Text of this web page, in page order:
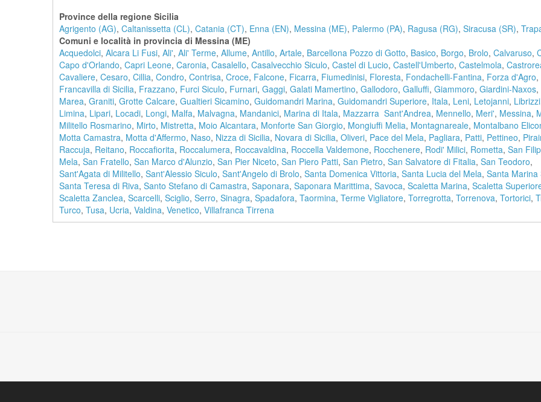
Province della regione Sicilia
Agrigento (AG), Caltanissetta (CL), Catania (CT), Enna (EN), Messina (ME), Palermo (PA), Ragusa (RG), Siracusa (SR),
Comuni e località in provincia di Messina (ME)
Acquedolci, Alcara Li Fusi, Ali', Ali' Terme, Allume, Antillo, Artale, Barcellona Pozzo di Gotto, Basico, Borgo, Brolo, Calvaruso,
Capo d'Orlando, Capri Leone, Caronia, Casalello, Casalvecchio Siculo, Castel di Lucio, Castell'Umberto, Castelmola,
Cavaliere, Cesaro, Cillia, Condro, Contrisa, Croce, Falcone, Ficarra, Fiumedinisi, Floresta, Fondachelli-Fantina, Forza d'Agro,
Francavilla di Sicilia, Frazzano, Furci Siculo, Furnari, Gaggi, Galati Mamertino, Gallodoro, Galluffi, Giammoro, Giardini-Naxos,
Marea, Graniti, Grotte Calcare, Gualtieri Sicamino, Guidomandri Marina, Guidomandri Superiore, Itala, Leni, Letojanni, Librizzi
Limina, Lipari, Locadi, Longi, Malfa, Malvagna, Mandanici, Marina di Itala, Mazzarra Sant'Andrea, Mennello, Meri', Messina,
Militello Rosmarino, Mirto, Mistretta, Moio Alcantara, Monforte San Giorgio, Mongiuffi Melia, Montagnareale, Montalbano
Motta Camastra, Motta d'Affermo, Naso, Nizza di Sicilia, Novara di Sicilia, Oliveri, Pace del Mela, Pagliara, Patti, Pettineo,
Raccuja, Reitano, Roccafiorita, Roccalumera, Roccavaldina, Roccella Valdemone, Rocchenere, Rodi' Milici, Rometta, San
Mela, San Fratello, San Marco d'Alunzio, San Pier Niceto, San Piero Patti, San Pietro, San Salvatore di Fitalia, San Teodoro,
Sant'Agata di Militello, Sant'Alessio Siculo, Sant'Angelo di Brolo, Santa Domenica Vittoria, Santa Lucia del Mela, Santa Marina
Santa Teresa di Riva, Santo Stefano di Camastra, Saponara, Saponara Marittima, Savoca, Scaletta Marina, Scaletta
Scaletta Zanclea, Scarcelli, Sciglio, Serro, Sinagra, Spadafora, Taormina, Terme Vigliatore, Torregrotta, Torrenova, Tortorici,
Turco, Tusa, Ucria, Valdina, Venetico, Villafranca Tirrena